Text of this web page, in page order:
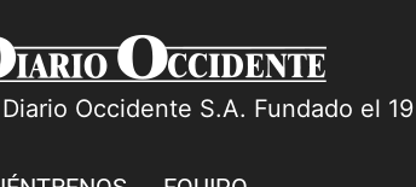
Occidente S.A. Fundado el